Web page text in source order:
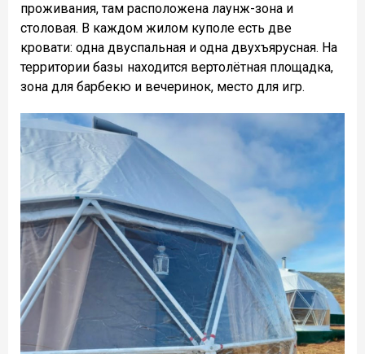
проживания, там расположена лаунж-зона и
столовая. В каждом жилом куполе есть две
кровати: одна двуспальная и одна двухъярусная. На
территории базы находится вертолётная площадка,
зона для барбекю и вечеринок, место для игр.